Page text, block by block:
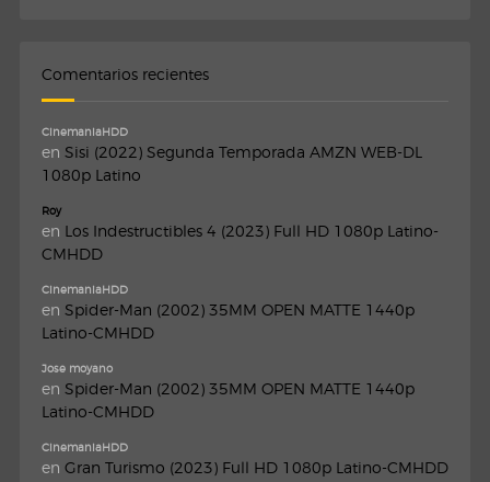
Comentarios recientes
CinemaniaHDD
en Sisi (2022) Segunda Temporada AMZN WEB-DL
1080p Latino
Roy
en Los Indestructibles 4 (2023) Full HD 1080p Latino-
CMHDD
CinemaniaHDD
en Spider-Man (2002) 35MM OPEN MATTE 1440p
Latino-CMHDD
Jose moyano
en Spider-Man (2002) 35MM OPEN MATTE 1440p
Latino-CMHDD
CinemaniaHDD
en Gran Turismo (2023) Full HD 1080p Latino-CMHDD